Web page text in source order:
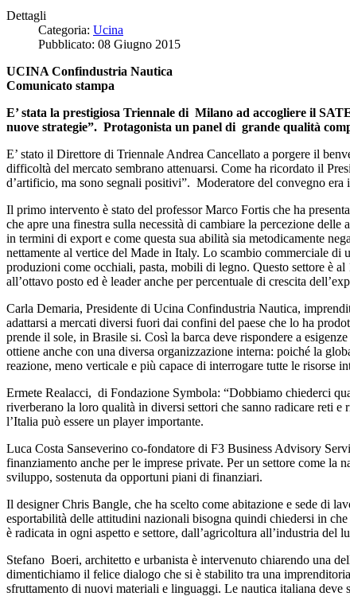
Dettagli
Categoria: Ucina
Pubblicato: 08 Giugno 2015
UCINA Confindustria Nautica
Comunicato stampa
E’ stata la prestigiosa Triennale di Milano ad accogliere il
nuove strategie”. Protagonista un panel di grande qualità
E’ stato il Direttore di Triennale Andrea Cancellato a porgere il
difficoltà del mercato sembrano attenuarsi. Come ha ricordato il
d’artificio, ma sono segnali positivi”. Moderatore del convegno
Il primo intervento è stato del professor Marco Fortis che ha
che apre una finestra sulla necessità di cambiare la percezione
in termini di export e come questa sua abilità sia metodicamente
nettamente al vertice del Made in Italy. Lo scambio commerciale
produzioni come occhiali, pasta, mobili di legno. Questo settore è
all’ottavo posto ed è leader anche per percentuale di crescita
Carla Demaria, Presidente di Ucina Confindustria Nautica,
adattarsi a mercati diversi fuori dai confini del paese che lo ha
prende il sole, in Brasile si. Così la barca deve rispondere a
ottiene anche con una diversa organizzazione interna: poiché la
reazione, meno verticale e più capace di interrogare tutte le risorse
Ermete Realacci, di Fondazione Symbola: “Dobbiamo chiederci
riverberano la loro qualità in diversi settori che sanno radicare reti
l’Italia può essere un player importante.
Luca Costa Sanseverino co-fondatore di F3 Business Advisory
finanziamento anche per le imprese private. Per un settore come
sviluppo, sostenuta da opportuni piani di finanziari.
Il designer Chris Bangle, che ha scelto come abitazione e sede di
esportabilità delle attitudini nazionali bisogna quindi chiedersi in
è radicata in ogni aspetto e settore, dall’agricoltura all’industria del
Stefano Boeri, architetto e urbanista è intervenuto chiarendo una
dimentichiamo il felice dialogo che si è stabilito tra una
sfruttamento di nuovi materiali e linguaggi. Le nautica italiana deve